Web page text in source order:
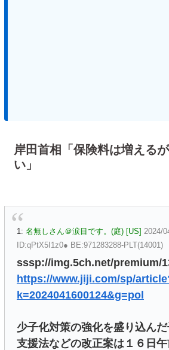
岸田首相「保険料は増える
い」
1: 名無しさん＠涙目です。(庭) [US] 2024/
ID:qPtX5I1z0● BE:971283288-PLT(14001)
sssp://img.5ch.net/premium/
https://www.jiji.com/sp/
k=2024041600124&g=pol
少子化対策の強化を盛り込ん
支援法などの改正案は１６日